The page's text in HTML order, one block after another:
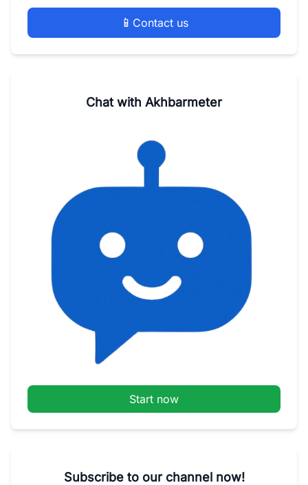
📱 Contact us
Chat with Akhbarmeter
Start now
Subscribe to our channel now!